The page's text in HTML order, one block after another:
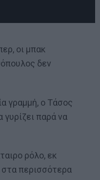
οι μπακ
δεν
γραμμή, ο Τάσος
παρά να
ρόλο, εκ
περισσότερα